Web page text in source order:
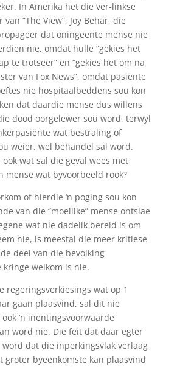
In Amerika het die ver-linkse
“The View”, Joy Behar, die
dat oningeënte mense nie
nie, omdat hulle “gekies het
te trotseer” en “gekies het om na
van Fox News”, omdat pasiënte
nie hospitaalbeddens sou kon
dat daardie mense dus willens
dood oorgelewer sou word, terwyl
wat bestraling of
weier, wel behandel sal word.
wat sal die geval wees met
mense wat byvoorbeeld rook?
of hierdie ‘n poging sou kon
van die “moeilike” mense ontslae
wat nie dadelik bereid is om
nie, is meestal die meer kritiese
deel van die bevolking
welkom is nie.
regeringsverkiesings wat op 1
gaan plaasvind, sal dit nie
‘n inentingsvoorwaarde
word nie. Die feit dat daar egter
dat die inperkingsvlak verlaag
groter byeenkomste kan plaasvind